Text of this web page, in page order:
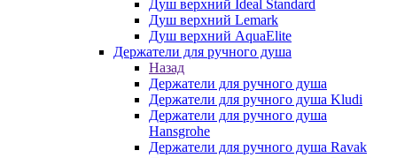
Душ верхний Ideal Standard
Душ верхний Lemark
Душ верхний AquaElite
Держатели для ручного душа
Назад
Держатели для ручного душа
Держатели для ручного душа Kludi
Держатели для ручного душа
Hansgrohe
Держатели для ручного душа Ravak